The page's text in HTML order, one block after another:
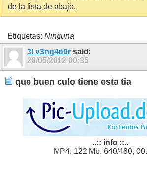
de la lista de abajo.
Etiquetas: Ninguna
3l v3ng4d0r said:
20/05/2012 00:35
que buen culo tiene esta tia
..:: info ::..
MP4, 122 Mb, 640/480,